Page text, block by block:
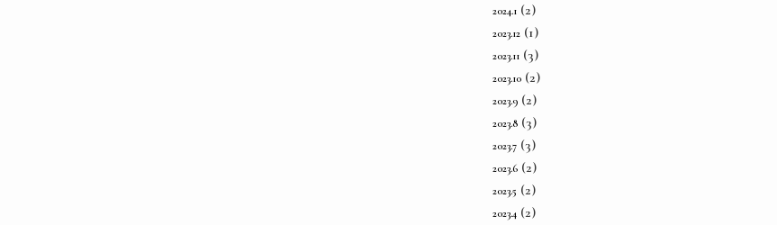
2024.1 (2)
2023.12 (1)
2023.11 (3)
2023.10 (2)
2023.9 (2)
2023.8 (3)
2023.7 (3)
2023.6 (2)
2023.5 (2)
2023.4 (2)